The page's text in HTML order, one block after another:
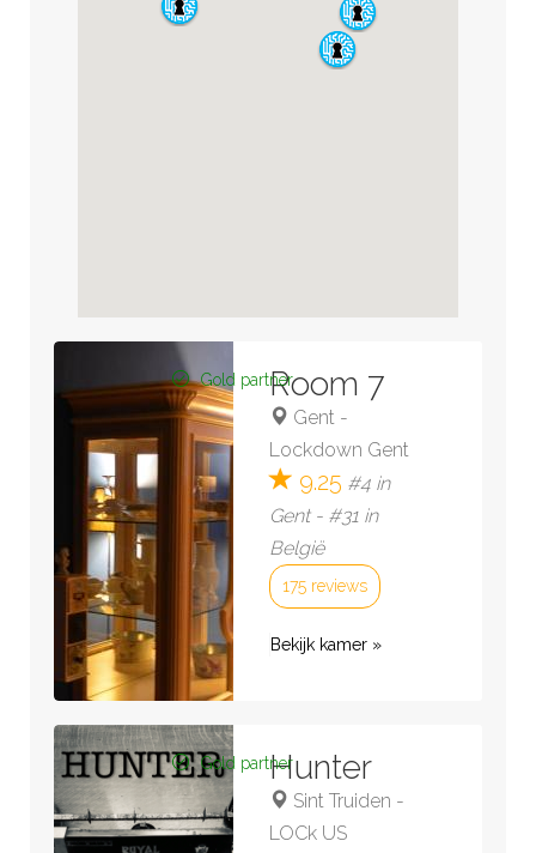
Gold partnerRoom 7
Gent -
Lockdown Gent
9.25 #4 in
Gent - #31 in
België
175 reviews
Bekijk kamer »
Gold partnerHunter
Sint Truiden -
LOCk US